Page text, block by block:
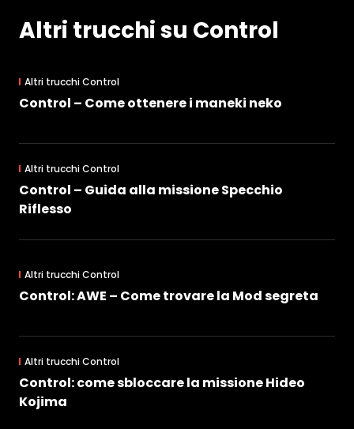
Altri trucchi su Control
Altri trucchi Control
Control – Come ottenere i maneki neko
Altri trucchi Control
Control – Guida alla missione Specchio
Riflesso
Altri trucchi Control
Control: AWE – Come trovare la Mod segreta
Altri trucchi Control
Control: come sbloccare la missione Hideo
Kojima